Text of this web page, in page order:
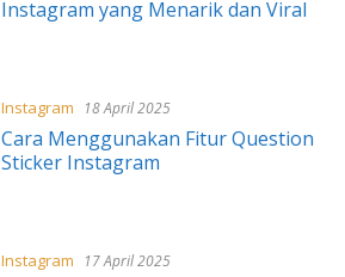
Instagram yang Menarik dan Viral
Instagram 18 April 2025
Cara Menggunakan Fitur Question
Sticker Instagram
Instagram 17 April 2025